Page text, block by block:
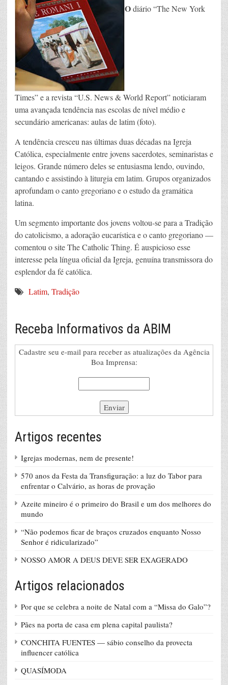
Odiário “The New York
Times” e a revista “U.S. News & World Report” noticiaram
uma avançada tendência nas escolas de nível médio e
secundário americanas: aulas de latim (foto).
A tendência cresceu nas últimas duas décadas na Igreja
Católica, especialmente entre jovens sacerdotes, seminaristas e
leigos. Grande número deles se entusiasma lendo, ouvindo,
cantando e assistindo à liturgia em latim. Grupos organizados
aprofundam o canto gregoriano e o estudo da gramática
latina.
Um segmento importante dos jovens voltou-se para a Tradição
do catolicismo, a adoração eucarística e o canto gregoriano ––
comentou o site The Catholic Thing. É auspicioso esse
interesse pela língua oficial da Igreja, genuína transmissora do
esplendor da fé católica.
Latim, Tradição
Receba Informativos da ABIM
Cadastre seu e-mail para receber as atualizações da Agência
Boa Imprensa:
Artigos recentes
Igrejas modernas, nem de presente!
570 anos da Festa da Transfiguração: a luz do Tabor para
enfrentar o Calvário, as horas de provação
Azeite mineiro é o primeiro do Brasil e um dos melhores do
mundo
“Não podemos ficar de braços cruzados enquanto Nosso
Senhor é ridicularizado”
NOSSO AMOR A DEUS DEVE SER EXAGERADO
Artigos relacionados
Por que se celebra a noite de Natal com a “Missa do Galo”?
Pães na porta de casa em plena capital paulista?
CONCHITA FUENTES — sábio conselho da provecta
influencer católica
QUASÍMODA